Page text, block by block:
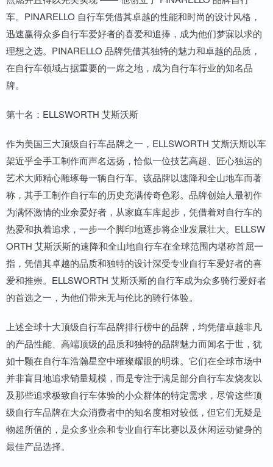
车。PINARELLO 自行车凭借其卓越的性能和时尚的设计风格，
迅速赢得众多自行车爱好者的喜爱和追捧，成为他们梦寐以求的
理想之选。PINARELLO 品牌凭借其独特的魅力和卓越的品质，
在自行车领域占据重要的一席之地，成为自行车行业的知名品
牌。
第十名：ELLSWORTH 艾斯沃斯
作为美国三大顶级自行车品牌之一，ELLSWORTH 艾斯沃斯以车
架近乎全手工制作而声名远扬，恰似一位技艺高超、匠心独运的
艺术大师精心雕琢每一辆自行车。该品牌以速降和全山地车而著
称，其手工制作自行车的历史充满传奇色彩。品牌创始人最初作
为满怀激情的业余爱好者，从家庭车库起步，凭借着对自行车的
热爱和执着追求，一步一个脚印地逐步将企业发展壮大。ELLSW
ORTH 艾斯沃斯的速降和全山地自行车在全球范围内堪称首屈一
指，凭借其卓越的品质和独特的设计深受专业自行车爱好者的喜
爱和推崇。ELLSWORTH 艾斯沃斯的自行车成为众多骑行爱好者
的首选之一，为他们带来无与伦比的骑行体验。
上述全球十大顶级自行车品牌排行榜中的品牌，均凭借卓越非凡
的产品性能、高端顶级的品质和独特的品牌魅力而闻名于世，犹
如十颗在自行车浩瀚星空中璀璨耀眼的明珠。它们在全球市场中
并非盲目地追求销量规模，而是专注于满足部分自行车发烧友以
及那些追求极致自行车体验的小众群体的特定需求，尽管这些顶
级自行车品牌在大众消费者中的知名度相对较低，但它们无疑是
物超所值的，是众多业余和专业自行车比赛以及休闲运动健身的
最佳产品选择。